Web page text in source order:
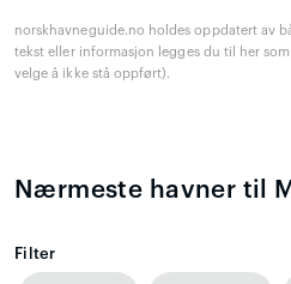
norskhavneguide.no holdes oppdatert av
tekst eller informasjon legges du til her
velge å ikke stå oppført).
Nærmeste havner til
Filter